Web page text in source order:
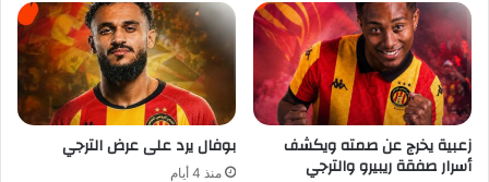
زعبية يخرج عن صمته ويكشف
أسرار صفقة ريبيرو والترجي
بوفال يرد على عرض الترجي
منذ 4 أيام